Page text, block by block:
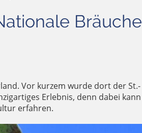
Bräuche
Vor kurzem wurde dort der St.-
Erlebnis, denn dabei kann
erfahren.